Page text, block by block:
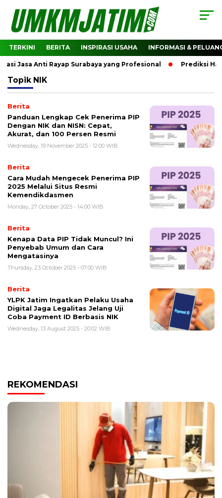
TERKINI BERITA INSPIRASI USAHA INFORMASI &
Jasa Anti Rayap Surabaya yang Profesional Prediksi
Topik NIK
Berita
Panduan Lengkap Cek Penerima PIP
Dengan NIK dan NISN: Cepat,
Akurat, dan 100 Persen Resmi
Wednesday, 19 November 2025 - 12:00 WIB
Berita
Cara Mudah Mengecek Penerima PIP
2025 Melalui Situs Resmi
Kemendikdasmen
Monday, 27 October 2025 - 14:00 WIB
Berita
Kenapa Data PIP Tidak Muncul? Ini
Penyebab Umum dan Cara
Mengatasinya
Thursday, 23 October 2025 - 07:00 WIB
Berita
YLPK Jatim Ingatkan Pelaku Usaha
Digital Jaga Legalitas Jelang Uji
Coba Payment ID Berbasis NIK
Wednesday, 13 August 2025 - 20:02 WIB
REKOMENDASI